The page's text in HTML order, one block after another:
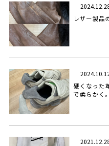
レザー製品
硬くなった
で柔らかく。